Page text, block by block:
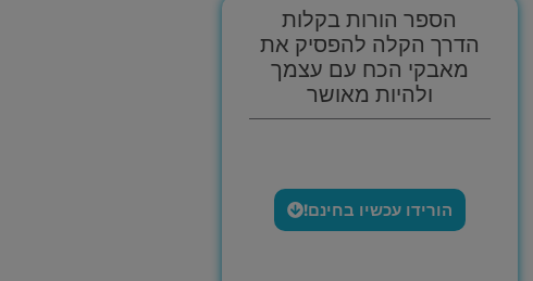
הספר הורות בקלות
הדרך הקלה להפסיק את
מאבקי הכח עם עצמך
ולהיות מאושר
הורידו עכשיו בחינם!